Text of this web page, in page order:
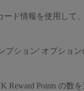
ド情報を使用して、
プション' オプショ
Reward Points の数